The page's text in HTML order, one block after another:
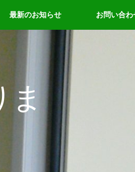
最新のお知らせ お問い合わ